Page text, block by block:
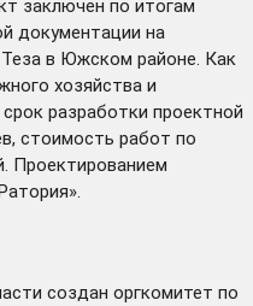
заключен по итогам
документации на
в Южском районе. Как
хозяйства и
разработки проектной
стоимость работ по
Проектированием
создан оргкомитет по